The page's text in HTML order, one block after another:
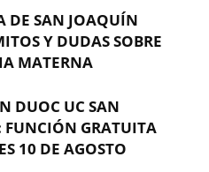
DE SAN JOAQUÍN
Y DUDAS SOBRE
MATERNA
DUOC UC SAN
GRATUITA
10 DE AGOSTO